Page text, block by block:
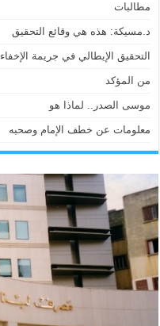
مطالبات
د.مسيكة: هذه هي وقائع التحقيق
التحقيق الإيطالي في جريمة الإخفاء
من المؤكد
موسى الصدر.. لماذا هو
معلومات عن خطف الإمام وصحبه